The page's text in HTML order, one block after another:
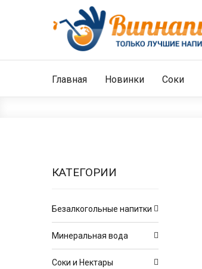
Главная Новинки Соки
КАТЕГОРИИ
Безалкогольные напитки
Минеральная вода
Соки и Нектары